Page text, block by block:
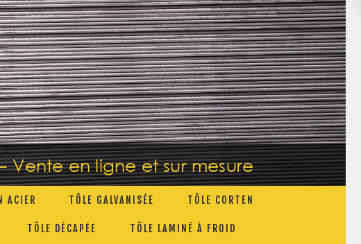
Vente en ligne et sur mesure
ACIER TÔLE GALVANISÉE TÔLE CORTEN
TÔLE DÉCAPÉE TÔLE LAMINÉ À FROID